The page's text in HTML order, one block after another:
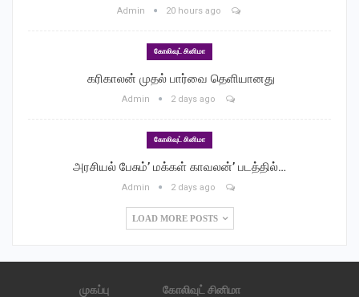
Admin 20 hours ago
கோலிவுட் சினிமா
‎ கரிகாலன் முதல் பார்வை தெளியானது
Admin 2 days ago
கோலிவுட் சினிமா
அரசியல் பேசும்’ மக்கள் காவலன்’ படத்தில்…
Admin 2 days ago
LOAD MORE POSTS
முகப்பு
கோலிவுட் சினிமா